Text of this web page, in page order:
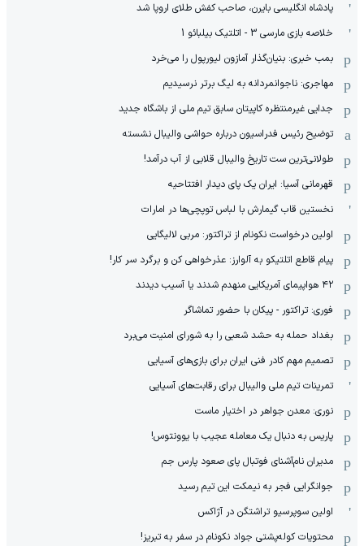
پادشاه انگلیسی بایرن، صاحب کفش طلای اروپا شد
خلاصه بازی مارسی 3 - اتلتیک بیلبائو 1
بمب خبری: بنیان‌گذار آمازون لیورپول را می‌خرد
مهاجری: ناجوانمردانه به لیگ برتر نرسیدیم
جدایی غیرمنتظره کاپیتان سابق تیم ملی از باشگاه جدید
توضیح رئیس فدراسیون درباره حواشی والیبال نشسته
طولانی‌ترین ست تاریخ والیبال قلابی از آب درآمد!
قهرمانی آسیا: ایران یک پای دیدار افتتاحیه
نخستین قاب گیمارش با لباس توپچی‌ها در امارات
اولین درخواست نکونام از تراکتور: مربی لالیگایی
پیام قاطع اتلتیکو به آلوارز: عذرخواهی کن و برگرد سر کار!
۴۲ هواپیمای آمریکایی منهدم شدند یا آسیب دیدند
فوری: تراکتور - پیکان با حضور تماشاگر
بغداد حمله به حشد شعبی را به شورای امنیت می‌برد
تصمیم مهم کادر فنی ایران برای بازی‌های آسیایی
تمرینات تیم ملی والیبال برای رقابت‌های آسیایی
نوری: معدن جواهر در اختیار ماست
پاریس به دنبال یک معامله عجیب با یوونتوس!
مدیران نام‌آشنای فوتبال پای صعود پارس جم
جوانگرایی فجر به نیمکت این تیم رسید
اولین سوپرسیو تراشتگن در آژاکس
محتویات کوله‌پشتی جواد نکونام در سفر به تبریز!